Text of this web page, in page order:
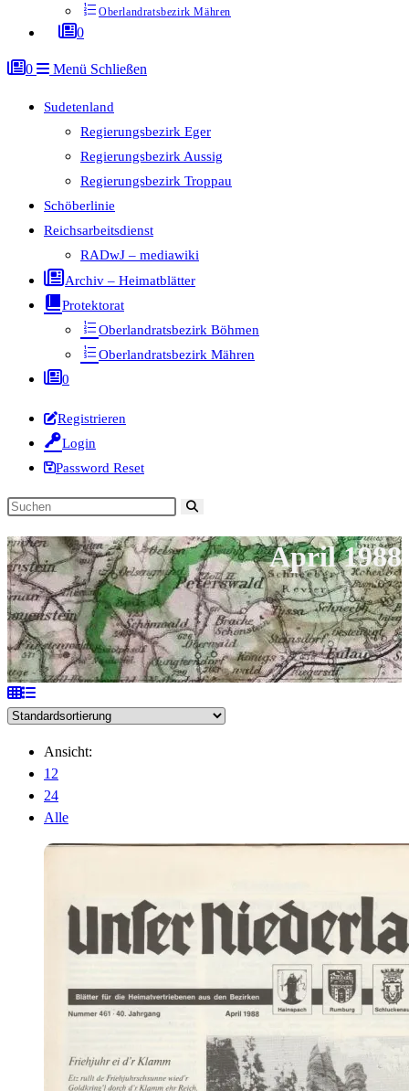
Oberlandratsbezirk Mähren
0
0 Menü Schließen
Sudetenland
Regierungsbezirk Eger
Regierungsbezirk Aussig
Regierungsbezirk Troppau
Schöberlinie
Reichsarbeitsdienst
RADwJ – mediawiki
Archiv – Heimatblätter
Protektorat
Oberlandratsbezirk Böhmen
Oberlandratsbezirk Mähren
0
Registrieren
Login
Password Reset
Diese
durchsuchen
April 1988
Ansicht:
12
24
Alle